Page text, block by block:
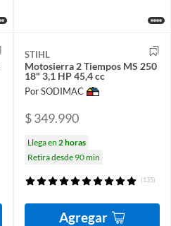
STIHL
Motosierra 2 Tiempos MS 250
18" 3,1 HP 45,4 cc
Por SODIMAC
$ 349.990
Llega en 2 horas
Retira desde 90 min
(135)
Agregar